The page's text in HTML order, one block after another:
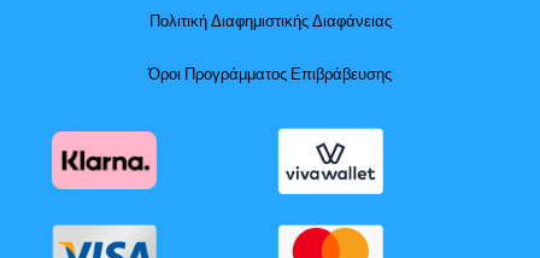
Πολιτική Διαφημιστικής Διαφάνειας
Όροι Προγράμματος Επιβράβευσης